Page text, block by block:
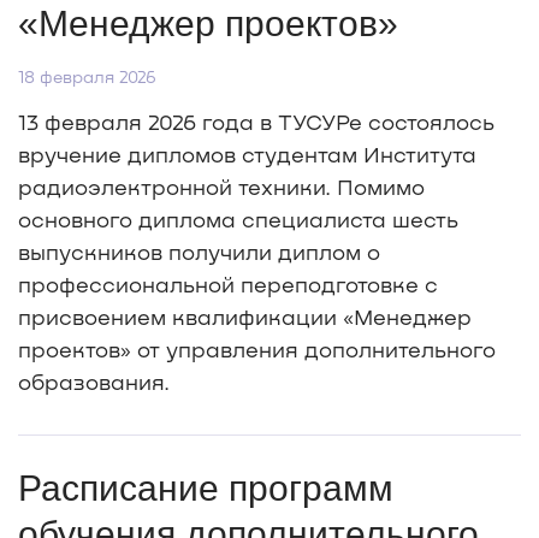
«Менеджер проектов»
18 февраля 2026
13 февраля 2026 года в ТУСУРе состоялось
вручение дипломов студентам Института
радиоэлектронной техники. Помимо
основного диплома специалиста шесть
выпускников получили диплом о
профессиональной переподготовке с
присвоением квалификации «Менеджер
проектов» от управления дополнительного
образования.
Расписание программ